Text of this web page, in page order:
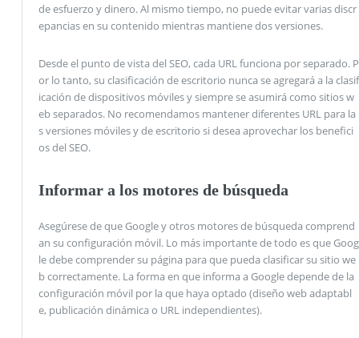
de esfuerzo y dinero. Al mismo tiempo, no puede evitar varias discr
epancias en su contenido mientras mantiene dos versiones.
Desde el punto de vista del SEO, cada URL funciona por separado. P
or lo tanto, su clasificación de escritorio nunca se agregará a la clasif
icación de dispositivos móviles y siempre se asumirá como sitios w
eb separados. No recomendamos mantener diferentes URL para la
s versiones móviles y de escritorio si desea aprovechar los benefici
os del SEO.
Informar a los motores de búsqueda
Asegúrese de que Google y otros motores de búsqueda comprend
an su configuración móvil. Lo más importante de todo es que Goog
le debe comprender su página para que pueda clasificar su sitio we
b correctamente. La forma en que informa a Google depende de la
configuración móvil por la que haya optado (diseño web adaptabl
e, publicación dinámica o URL independientes).